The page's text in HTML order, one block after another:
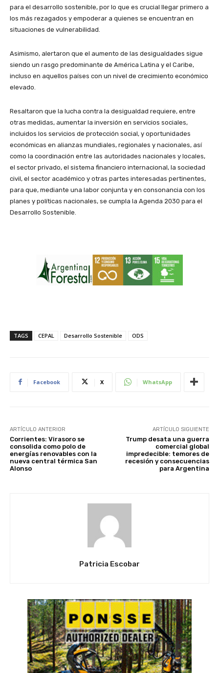
para el desarrollo sostenible, por lo que es crucial llegar primero a
los más rezagados y empoderar a quienes se encuentran en
situaciones de vulnerabilidad.
Asimismo, alertaron que el aumento de las desigualdades sigue
siendo un rasgo predominante de América Latina y el Caribe,
incluso en aquellos países con un nivel de crecimiento económico
elevado.
Resaltaron que la lucha contra la desigualdad requiere, entre
otras medidas, aumentar la inversión en servicios sociales,
incluidos los servicios de protección social, y oportunidades
económicas en alianzas mundiales, regionales y nacionales, así
como la coordinación entre las autoridades nacionales y locales,
el sector privado, el sistema financiero internacional, la sociedad
civil, el sector académico y otras partes interesadas pertinentes,
para que, mediante una labor conjunta y en consonancia con los
planes y políticas nacionales, se cumpla la Agenda 2030 para el
Desarrollo Sostenible.
TAGS CEPAL Desarrollo Sostenible ODS
Facebook X WhatsApp
ARTÍCULO ANTERIOR
Corrientes: Virasoro se
consolida como polo de
energías renovables con la
nueva central térmica San
Alonso
ARTÍCULO SIGUIENTE
Trump desata una guerra
comercial global
impredecible: temores de
recesión y consecuencias
para Argentina
Patricia Escobar